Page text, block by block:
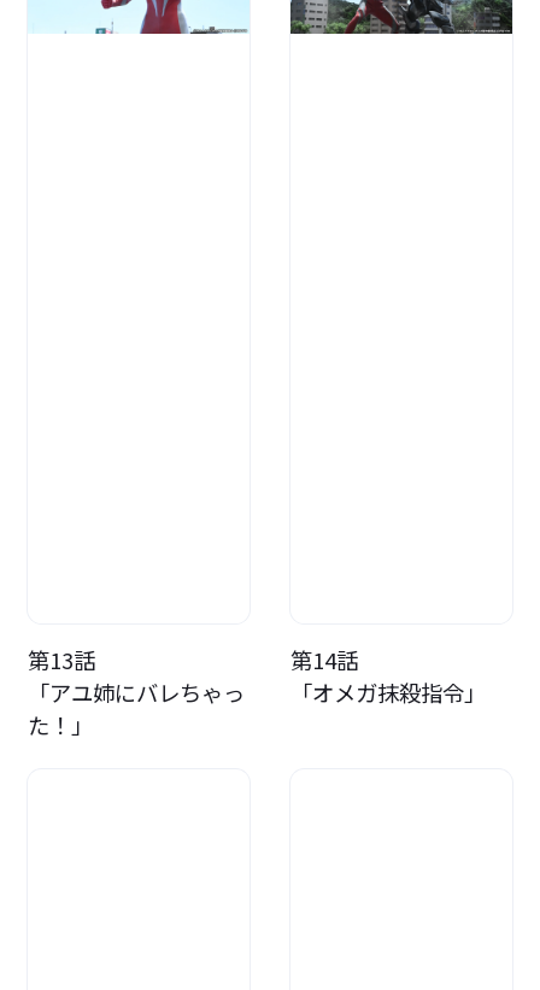
第13話
「アユ姉にバレちゃっ
た！」
第14話
「オメガ抹殺指令」